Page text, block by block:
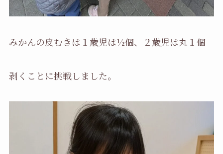
みかんの皮むきは１歳児は½個、２歳児は丸１個
剥くことに挑戦しました。